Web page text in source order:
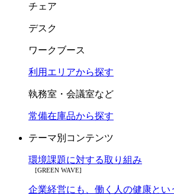
チェア
デスク
ワークブース
利用エリアから探す
執務室・会議室など
常備在庫品から探す
テーマ別コンテンツ
環境課題に対する取り組み
[GREEN WAVE]
企業経営にも、働く人の健康とい